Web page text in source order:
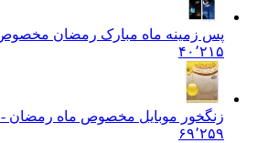
پس زمینه ماه مبارک رمضان مخصوص
۴۰٬۲۱۵
زنگخور موبایل مخصوص ماه رمضان -
۶۹٬۲۵۹